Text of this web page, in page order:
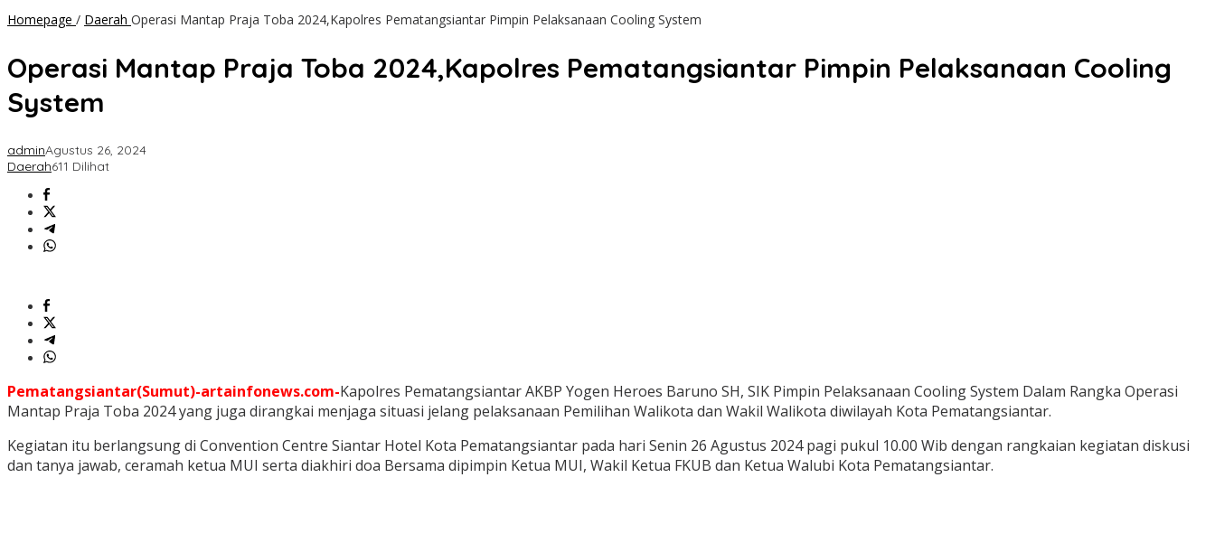
Homepage / Daerah Operasi Mantap Praja Toba 2024,Kapolres Pematangsiantar Pimpin Pelaksanaan Cooling System
Operasi Mantap Praja Toba 2024,Kapolres Pematangsiantar Pimpin Pelaksanaan Cooling
System
adminAgustus 26, 2024
Daerah611 Dilihat
Pematangsiantar(Sumut)-artainfonews.com-Kapolres Pematangsiantar AKBP Yogen Heroes Baruno SH, SIK Pimpin Pelaksanaan Cooling System Dalam Rangka Operasi
Mantap Praja Toba 2024 yang juga dirangkai menjaga situasi jelang pelaksanaan Pemilihan Walikota dan Wakil Walikota diwilayah Kota Pematangsiantar.
Kegiatan itu berlangsung di Convention Centre Siantar Hotel Kota Pematangsiantar pada hari Senin 26 Agustus 2024 pagi pukul 10.00 Wib dengan rangkaian kegiatan diskusi
dan tanya jawab, ceramah ketua MUI serta diakhiri doa Bersama dipimpin Ketua MUI, Wakil Ketua FKUB dan Ketua Walubi Kota Pematangsiantar.